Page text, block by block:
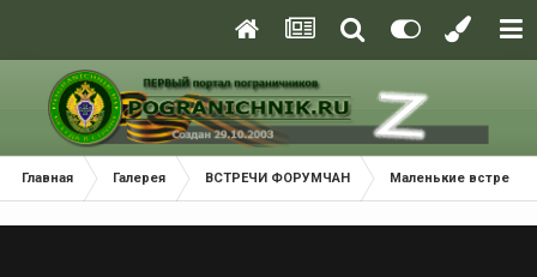
Главная Галерея ВСТРЕЧИ ФОРУМЧАН Маленькие встречи